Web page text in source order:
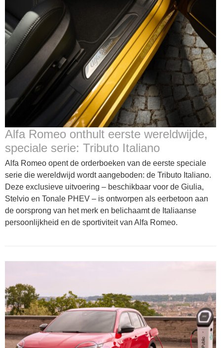
Alfa Romeo onthult eerste wereldwijde,
speciale serie: Tributo Italiano
Alfa Romeo opent de orderboeken van de eerste speciale
serie die wereldwijd wordt aangeboden: de Tributo Italiano.
Deze exclusieve uitvoering – beschikbaar voor de Giulia,
Stelvio en Tonale PHEV – is ontworpen als eerbetoon aan
de oorsprong van het merk en belichaamt de Italiaanse
persoonlijkheid en de sportiviteit van Alfa Romeo.